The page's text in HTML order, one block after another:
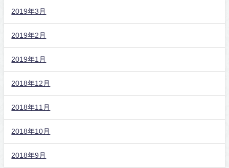
2019年3月
2019年2月
2019年1月
2018年12月
2018年11月
2018年10月
2018年9月